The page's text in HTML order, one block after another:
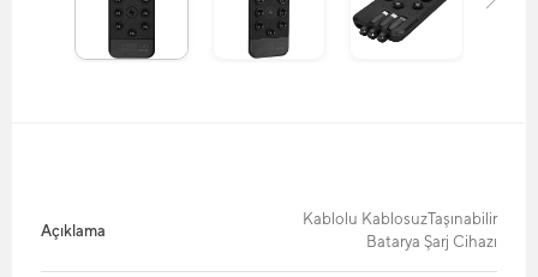
Açıklama
Kablolu KablosuzTaşınabilir
Batarya Şarj Cihazı